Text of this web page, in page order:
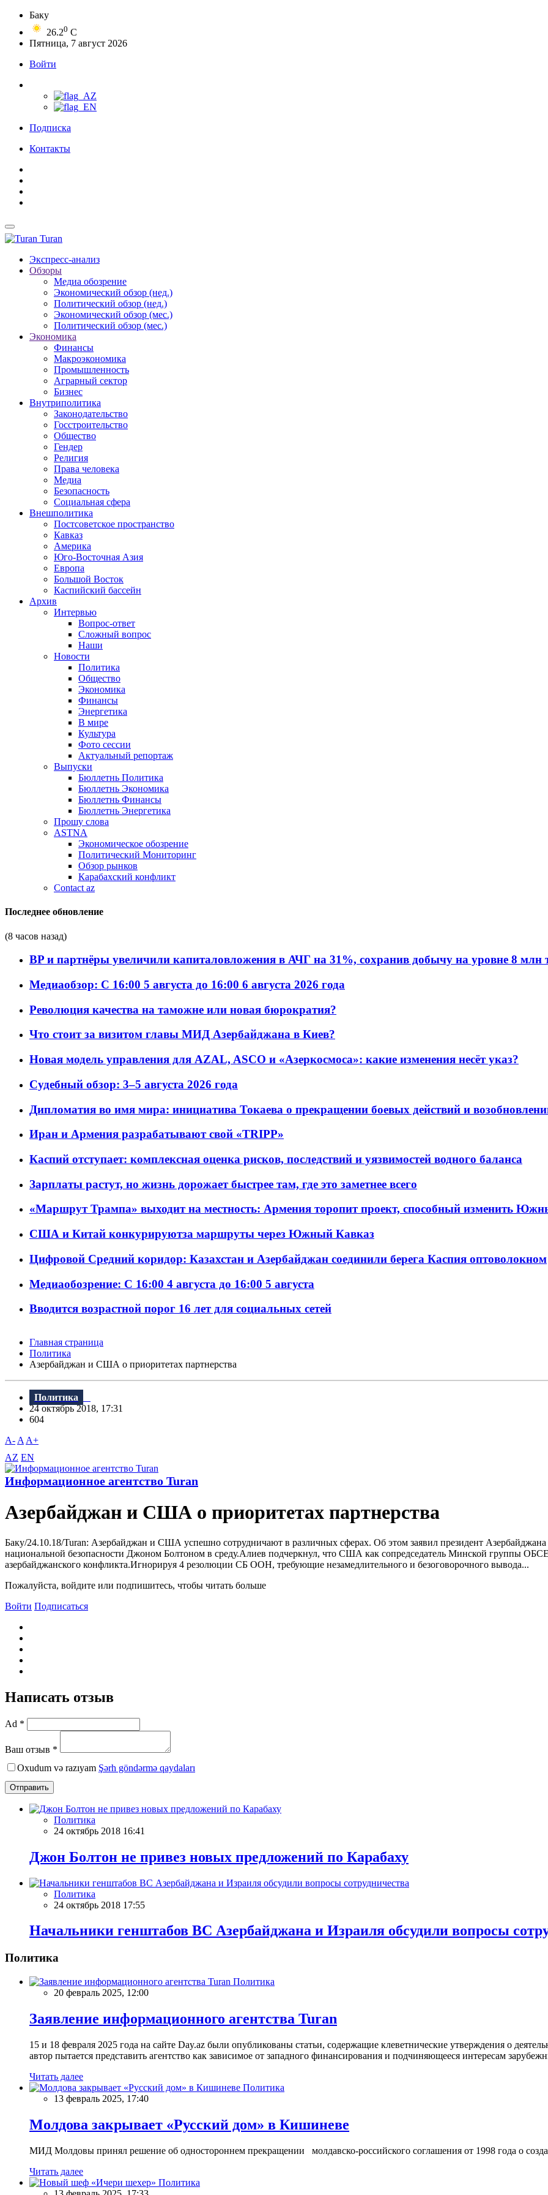
Баку
26.20 C
Пятница, 7 август 2026
Войти
Подписка
Контакты
Turan
Экспресс-анализ
Обзоры
Медиа обозрение
Экономический обзор (нед.)
Политический обзор (нед.)
Экономический обзор (мес.)
Политический обзор (мес.)
Экономика
Финансы
Макроэкономика
Промышленность
Аграрный сектор
Бизнес
Внутриполитика
Законодательство
Госстроительство
Общество
Гендер
Религия
Права человека
Медиа
Безопасность
Социальная сфера
Внешполитика
Постсоветское пространство
Кавказ
Америка
Юго-Восточная Азия
Европа
Большой Восток
Каспийский бассейн
Архив
Интервью
Вопрос-ответ
Сложный вопрос
Наши
Новости
Политика
Общество
Экономика
Финансы
Энергетика
В мире
Культура
Фото сессии
Актуальный репортаж
Выпуски
Бюллетнь Политика
Бюллетнь Экономика
Бюллетнь Финансы
Бюллетнь Энергетика
Прошу слова
ASTNA
Экономическое обозрение
Политический Мониторинг
Обзор рынков
Карабахский конфликт
Contact az
Последнее обновление
(8 часов назад)
BP и партнёры увеличили капиталовложения в АЧГ на 31%, сохранив добычу на уровне 8 млн
Медиаобзор: С 16:00 5 августа до 16:00 6 августа 2026 года
Революция качества на таможне или новая бюрократия?
Что стоит за визитом главы МИД Азербайджана в Киев?
Новая модель управления для AZAL, ASCO и «Азеркосмоса»: какие изменения несёт указ?
Судебный обзор: 3–5 августа 2026 года
Дипломатия во имя мира: инициатива Токаева о прекращении боевых действий и
Иран и Армения разрабатывают свой «TRIPP»
Каспий отступает: комплексная оценка рисков, последствий и уязвимостей водного баланса
Зарплаты растут, но жизнь дорожает быстрее там, где это заметнее всего
«Маршрут Трампа» выходит на местность: Армения торопит проект, способный изменить
США и Китай конкурируютза маршруты через Южный Кавказ
Цифровой Средний коридор: Казахстан и Азербайджан соединили берега Каспия оптоволокном
Медиаобозрение: С 16:00 4 августа до 16:00 5 августа
Вводится возрастной порог 16 лет для социальных сетей
Главная страница
Политика
Азербайджан и США о приоритетах партнерства
Политика
24 октябрь 2018, 17:31
604
A- A A+
AZ EN
Информационное агентство Turan
Азербайджан и США о приоритетах партнерства
Баку/24.10.18/Turan: Азербайджан и США успешно сотрудничают в различных сферах. Об этом заявил президент
национальной безопасности Джоном Болтоном в среду.Алиев подчеркнул, что США как сопредседатель Минской группы
азербайджанского конфликта.Игнорируя 4 резолюции СБ ООН, требующие незамедлительного и безоговорочного вывода...
Пожалуйста, войдите или подпишитесь, чтобы читать больше
Войти Подписаться
Написать отзыв
Ad *
Ваш отзыв *
Oxudum və razıyam Şərh göndərmə qaydaları
Отправить
Политика
24 октябрь 2018 16:41
Джон Болтон не привез новых предложений по Карабаху
Политика
24 октябрь 2018 17:55
Начальники генштабов ВС Азербайджана и Израиля обсудили вопросы
Политика
Политика
20 февраль 2025, 12:00
Заявление информационного агентства Turan
15 и 18 февраля 2025 года на сайте Day.az были опубликованы статьи, содержащие клеветнические утверждения о
автор пытается представить агентство как зависимое от западного финансирования и подчиняющееся интересам
Читать далее
Политика
13 февраль 2025, 17:40
Молдова закрывает «Русский дом» в Кишиневе
МИД Молдовы принял решение об одностороннем прекращении молдавско-российского соглашения от 1998 года о
Читать далее
Политика